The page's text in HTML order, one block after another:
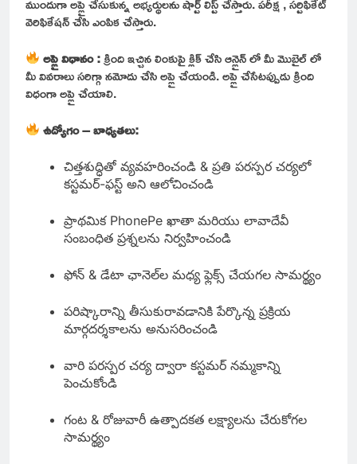
వెరిఫికేషన్ చేసి ఎంపిక చేస్తారు.
అప్లై విధానం :క్రింది ఇచ్చిన లింకుపై క్లిక్ చేసి ఆన్లైన్ లో మీ మొబైల్ లో
మీ వివరాలు సరిగ్గా నమోదు చేసి అప్లై చేయండి. అప్లై చేసేటప్పుడు క్రింది
విధంగా అప్లై చేయాలి.
ఉద్యోగం – బాధ్యతలు:
చిత్తశుద్ధితో వ్యవహరించండి & ప్రతి పరస్పర చర్యలో
కస్టమర్-ఫస్ట్ అని ఆలోచించండి
ప్రాథమిక PhonePe ఖాతా మరియు లావాదేవీ
సంబంధిత ప్రశ్నలను నిర్వహించండి
ఫోన్ & డేటా ఛానెల్‌ల మధ్య ఫ్లెక్స్ చేయగల సామర్థ్యం
పరిష్కారాన్ని తీసుకురావడానికి పేర్కొన్న ప్రక్రియ
మార్గదర్శకాలను అనుసరించండి
వారి పరస్పర చర్య ద్వారా కస్టమర్ నమ్మకాన్ని
పెంచుకోండి
గంట & రోజువారీ ఉత్పాదకత లక్ష్యాలను చేరుకోగల
సామర్థ్యం